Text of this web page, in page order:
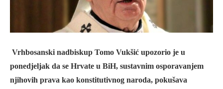
Vrhbosanski nadbiskup Tomo Vukšić upozorio je u
ponedjeljak da se Hrvate u BiH, sustavnim osporavanjem
njihovih prava kao konstitutivnog naroda, pokušava